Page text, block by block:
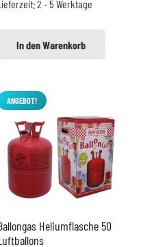
2 - 5 Werktage
In den Warenkorb
ANGEBOT!
Heliumflasche 50